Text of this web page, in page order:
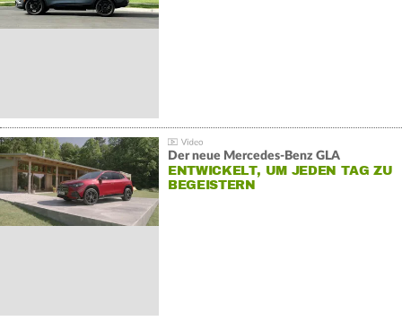
Der neue Mercedes-Benz GLA
ENTWICKELT, UM JEDEN TAG ZU
BEGEISTERN